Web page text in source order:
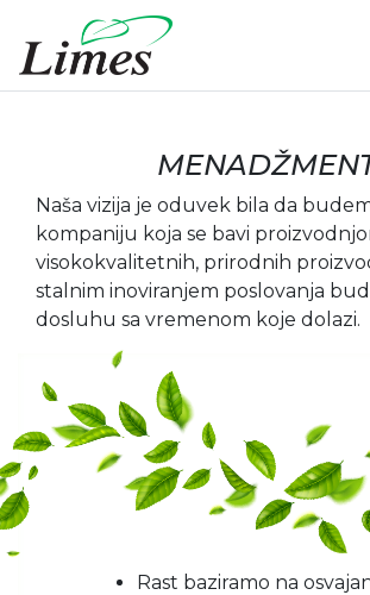
Naša vizija je oduvek bila da
kompaniju koja se bavi
visokokvalitetnih, prirodnih
stalnim inoviranjem poslovanja
dosluhu sa vremenom koje dolazi.
Rast baziramo na